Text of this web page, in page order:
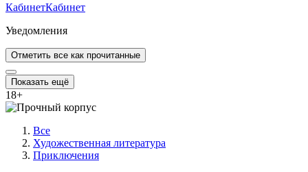
КабинетКабинет
Уведомления
Отметить все как прочитанные
Показать ещё
18+
Все
Художественная литература
Приключения